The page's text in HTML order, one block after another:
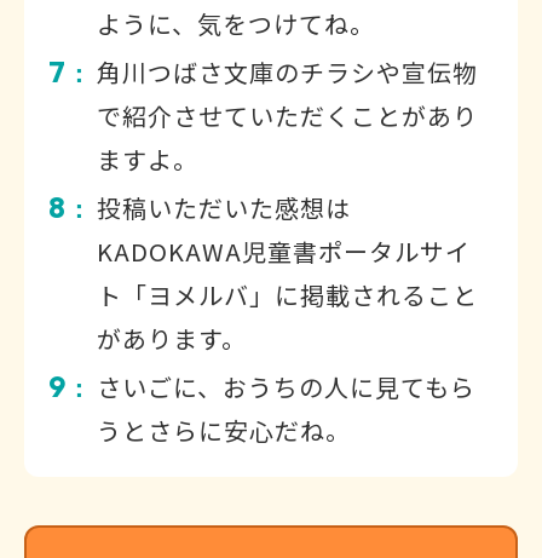
ように、気をつけてね。
7 ： 角川つばさ文庫のチラシや宣伝物
で紹介させていただくことがあり
ますよ。
8 ： 投稿いただいた感想は
KADOKAWA児童書ポータルサイ
ト「ヨメルバ」に掲載されること
があります。
9 ：
さいごに、おうちの人に見てもら
うとさらに安心だね。